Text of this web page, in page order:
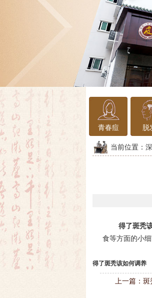
青春痘 脱
当前位置：
得了斑秃
食等方面的小
得了斑秃该如何调养
上一篇： 斑